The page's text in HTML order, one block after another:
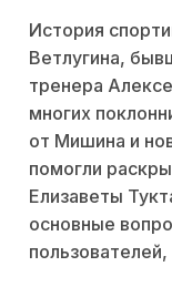
История
Ветлугина,
тренера
многих
от Мишина и
помогли
Елизаветы
основные